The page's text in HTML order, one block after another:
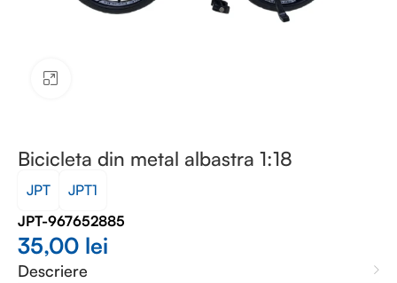
Bicicleta din metal albastra 1:18
JPT
JPT1
JPT-967652885
35,00 lei
Descriere